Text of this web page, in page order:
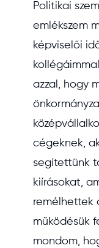
Politikai
emlékszem
képviselői
azzal, hogy
cégeknek,
segítettünk
kiírásokat,
remélhettek
működésük
mondom,